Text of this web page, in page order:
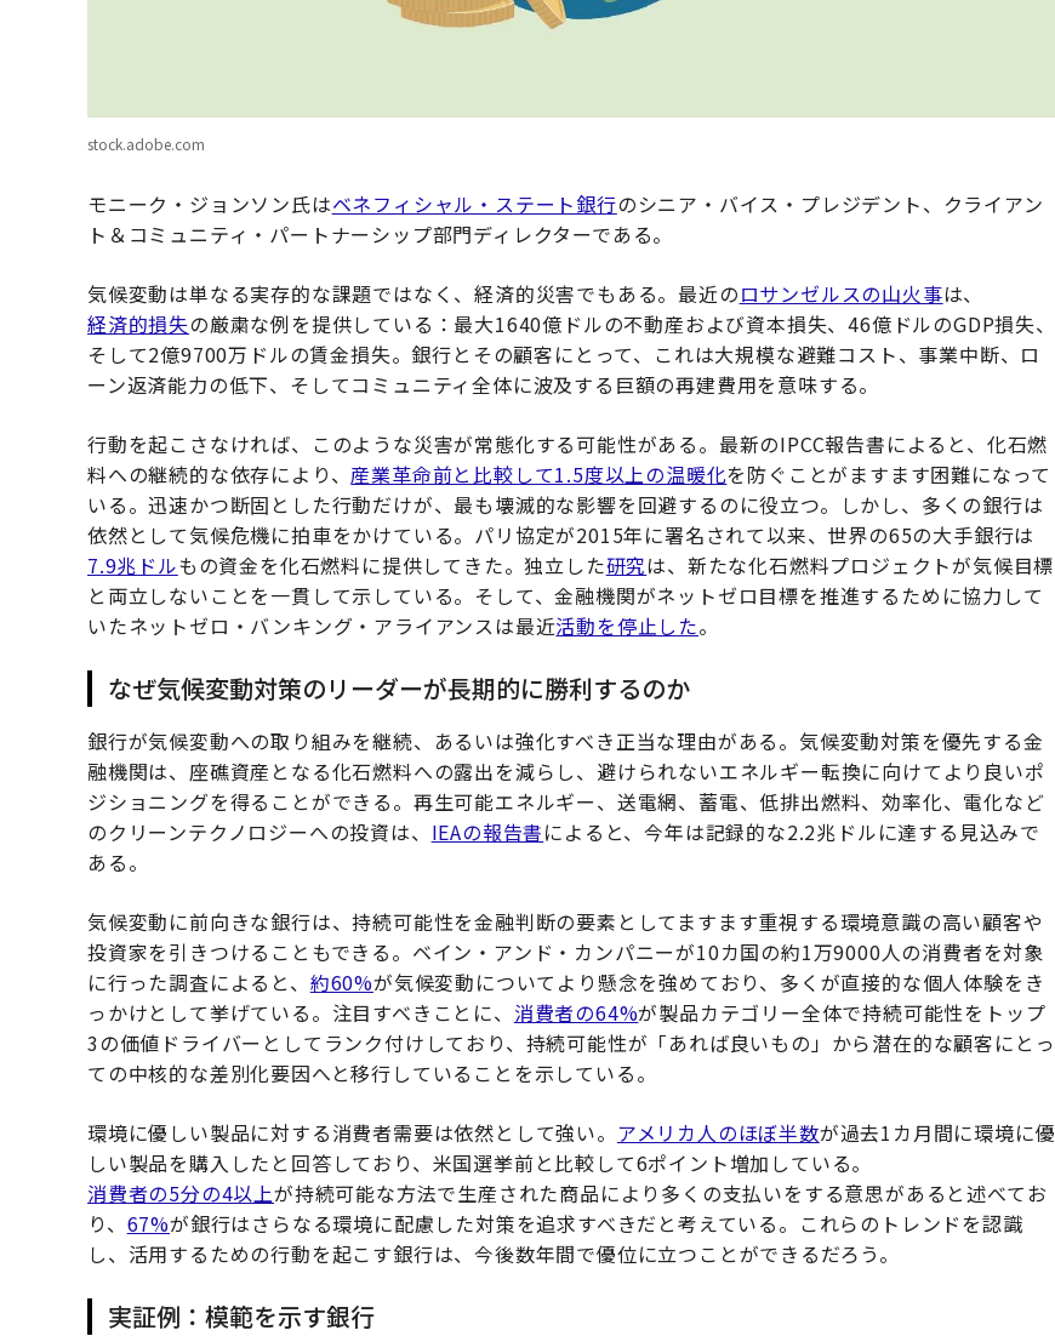
stock.adobe.com
モニーク・ジョンソン氏はベネフィシャル・ステート銀行のシニア・バイス・プレジデント、クライアン
ト＆コミュニティ・パートナーシップ部門ディレクターである。
気候変動は単なる実存的な課題ではなく、経済的災害でもある。最近のロサンゼルスの山火事は、
経済的損失の厳粛な例を提供している：最大1640億ドルの不動産および資本損失、46億ドルのGDP損失、
そして2億9700万ドルの賃金損失。銀行とその顧客にとって、これは大規模な避難コスト、事業中断、ロ
ーン返済能力の低下、そしてコミュニティ全体に波及する巨額の再建費用を意味する。
行動を起こさなければ、このような災害が常態化する可能性がある。最新のIPCC報告書によると、化石燃
料への継続的な依存により、産業革命前と比較して1.5度以上の温暖化を防ぐことがますます困難になって
いる。迅速かつ断固とした行動だけが、最も壊滅的な影響を回避するのに役立つ。しかし、多くの銀行は
依然として気候危機に拍車をかけている。パリ協定が2015年に署名されて以来、世界の65の大手銀行は
7.9兆ドルもの資金を化石燃料に提供してきた。独立した研究は、新たな化石燃料プロジェクトが気候目標
と両立しないことを一貫して示している。そして、金融機関がネットゼロ目標を推進するために協力して
いたネットゼロ・バンキング・アライアンスは最近活動を停止した。
なぜ気候変動対策のリーダーが長期的に勝利するのか
銀行が気候変動への取り組みを継続、あるいは強化すべき正当な理由がある。気候変動対策を優先する金
融機関は、座礁資産となる化石燃料への露出を減らし、避けられないエネルギー転換に向けてより良いポ
ジショニングを得ることができる。再生可能エネルギー、送電網、蓄電、低排出燃料、効率化、電化など
のクリーンテクノロジーへの投資は、 IEAの報告書によると、今年は記録的な2.2兆ドルに達する見込みで
ある。
気候変動に前向きな銀行は、持続可能性を金融判断の要素としてますます重視する環境意識の高い顧客や
投資家を引きつけることもできる。ベイン・アンド・カンパニーが10カ国の約1万9000人の消費者を対象
に行った調査によると、 約60%が気候変動についてより懸念を強めており、多くが直接的な個人体験をき
っかけとして挙げている。 注目すべきことに、 消費者の64%が製品カテゴリー全体で持続可能性をトップ
3の価値ドライバーとしてランク付けしており、持続可能性が「あれば良いもの」から潜在的な顧客にとっ
ての中核的な差別化要因へと移行していることを示している。
環境に優しい製品に対する消費者需要は依然として強い。 アメリカ人のほぼ半数が過去1カ月間に環境に優
しい製品を購入したと回答しており、米国選挙前と比較して6ポイント増加している。
消費者の5分の4以上が持続可能な方法で生産された商品により多くの支払いをする意思があると述べてお
り、 67%が銀行はさらなる環境に配慮した対策を追求すべきだと考えている。これらのトレンドを認識
し、活用するための行動を起こす銀行は、今後数年間で優位に立つことができるだろう。
実証例：模範を示す銀行